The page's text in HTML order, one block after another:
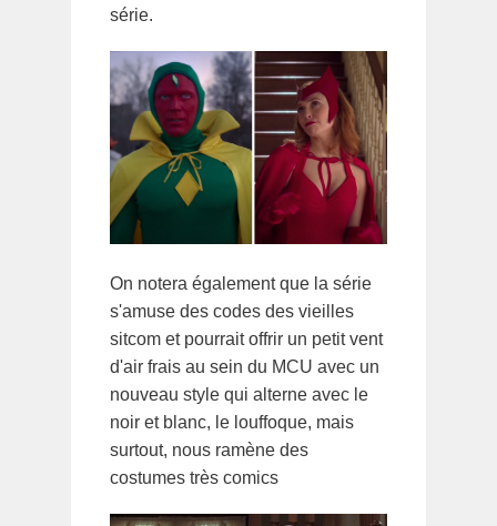
série.
On notera également que la série
s'amuse des codes des vieilles
sitcom et pourrait offrir un petit vent
d'air frais au sein du MCU avec un
nouveau style qui alterne avec le
noir et blanc, le louffoque, mais
surtout, nous ramène des
costumes très comics